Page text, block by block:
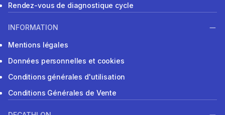
Rendez-vous de diagnostique cycle
INFORMATION
Mentions légales
Données personnelles et cookies
Conditions générales d'utilisation
Conditions Générales de Vente